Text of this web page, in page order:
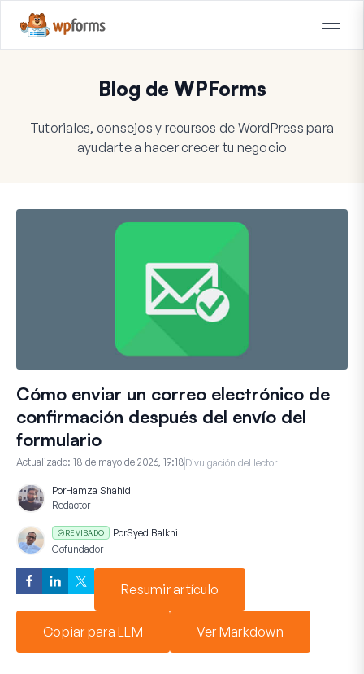
Blog de WPForms
Tutoriales, consejos y recursos de WordPress para
ayudarte a hacer crecer tu negocio
Cómo enviar un correo electrónico de
confirmación después del envío del
formulario
Actualizado: 18 de mayo de 2026, 19:18 Divulgación del lector
PorHamza Shahid
Redactor
REVISADO PorSyed Balkhi
Cofundador
Resumir artículo
Copiar para LLM Ver Markdown